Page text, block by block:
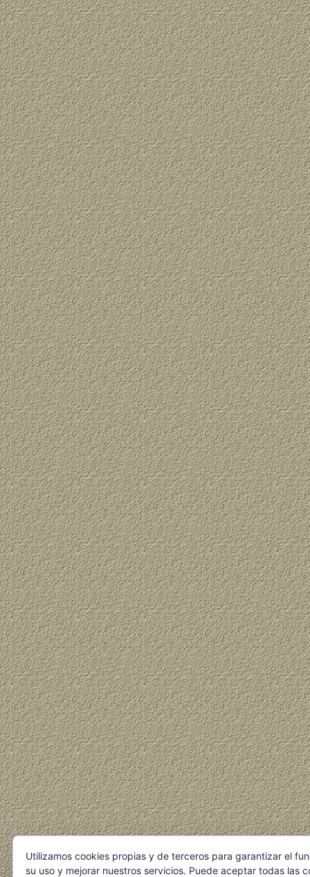
Utilizamos cookies propias y de terceros para garantizar el
su uso y mejorar nuestros servicios. Puede aceptar todas las